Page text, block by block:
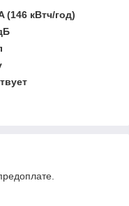
(146 кВтч/год)